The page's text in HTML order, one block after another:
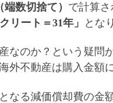
数切捨て） で計算
リート＝31年」
と
なのか？ という疑問
外不動産は購入金額
なる減価償却費の